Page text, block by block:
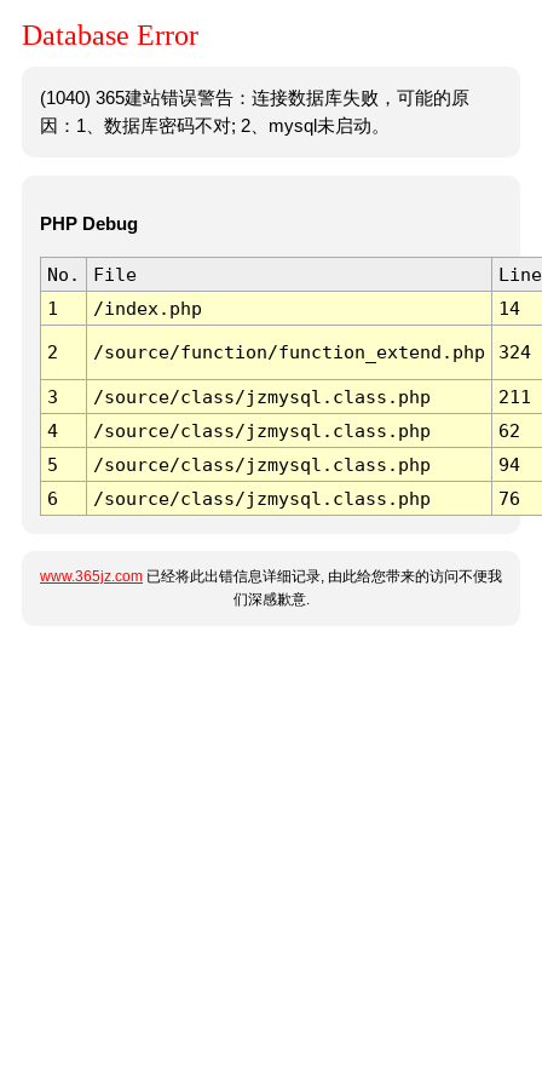
Database Error
(1040) 365建站错误警告：连接数据库失败，可能的原
因：1、数据库密码不对; 2、mysql未启动。
PHP Debug
No. File
Line
1
/index.php 14
2 /source/function/function_extend.php 324
3 /source/class/jzmysql.class.php
211
4
/source/class/jzmysql.class.php
62
5
/source/class/jzmysql.class.php
94
6
/source/class/jzmysql.class.php 76
www.365jz.com 已经将此出错信息详细记录, 由此给您带来的访问不便我
们深感歉意.